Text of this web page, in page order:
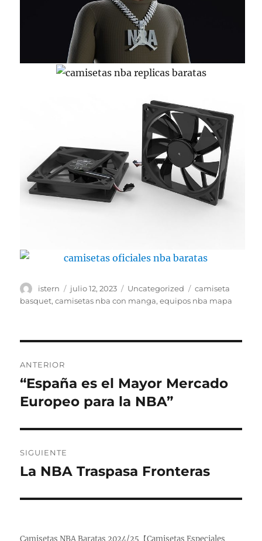
Autor
istern
Publicado
el
julio 12, 2023 Categorías
Uncategorized Etiquetas
camiseta
basquet,camisetas nba con manga,equipos nba mapa
de
entradas
ANTERIOR
Entrada
anterior:
“España es el Mayor Mercado
Europeo para la NBA”
SIGUIENTE
Entrada
La NBA Traspasa Fronteras